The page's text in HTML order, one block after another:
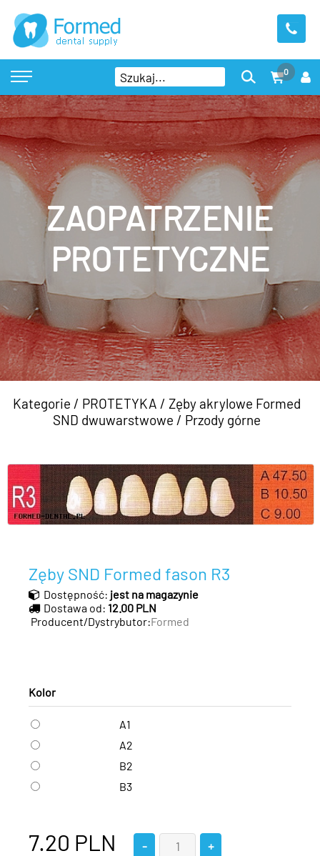
0
ZAOPATRZENIE
PROTETYCZNE
Kategorie / PROTETYKA / Zęby akrylowe Formed
SND dwuwarstwowe / Przody górne
Zęby SND Formed fason R3
Dostępność: jest na magazynie
Dostawa od: 12.00 PLN
Producent/Dystrybutor:Formed
Kolor
A1
A2
B2
B3
7.20 PLN